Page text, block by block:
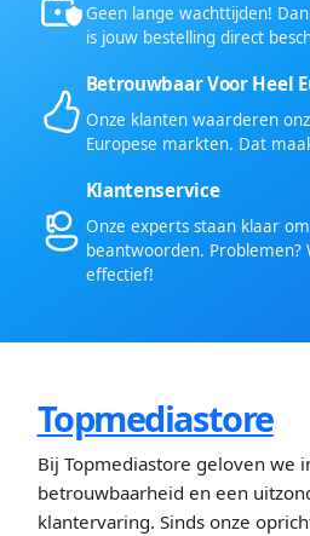
Geen lange wachttijden!
is jouw bestelling direct
Betrouwbaar Voor Heel
Onze klanten waarderen
Europese markten. Dat
Klantenservice
Onze experts staan klaar
beantwoorden. Problemen?
effectief!
Topmediastore
Bij Topmediastore geloven we
betrouwbaarheid en een
klantervaring. Sinds onze